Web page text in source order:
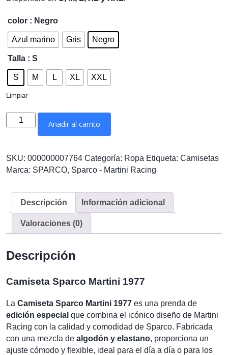
color : Negro
Azul marino Gris Negro
Talla : S
S M L XL XXL
Limpiar
Camiseta
Sparco
1977
cantidad
Añadir al carrito
SKU: 000000007764 Categoría: Ropa Etiqueta: Camisetas
Marca: SPARCO, Sparco - Martini Racing
Descripción Información adicional
Valoraciones (0)
Descripción
Camiseta Sparco Martini 1977
La Camiseta Sparco Martini 1977 es una prenda de
edición especial que combina el icónico diseño de Martini
Racing con la calidad y comodidad de Sparco. Fabricada
con una mezcla de algodón y elastano, proporciona un
ajuste cómodo y flexible, ideal para el día a día o para los